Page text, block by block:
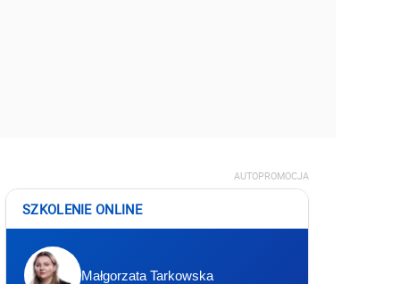
AUTOPROMOCJA
SZKOLENIE ONLINE
Małgorzata Tarkowska